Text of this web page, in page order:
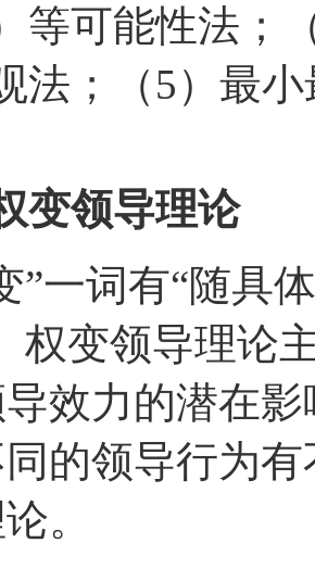
等可能性法；
法；（5）最
变领导理论
词有“随具体
权变领导理论
效力的潜在
的领导行为
。